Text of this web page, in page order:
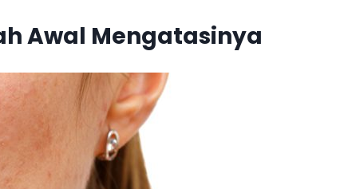
Awal Mengatasinya